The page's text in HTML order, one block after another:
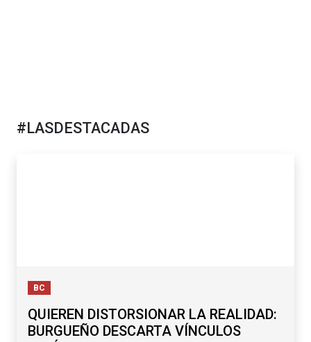
#LASDESTACADAS
BC
QUIEREN DISTORSIONAR LA REALIDAD:
BURGUEÑO DESCARTA VÍNCULOS